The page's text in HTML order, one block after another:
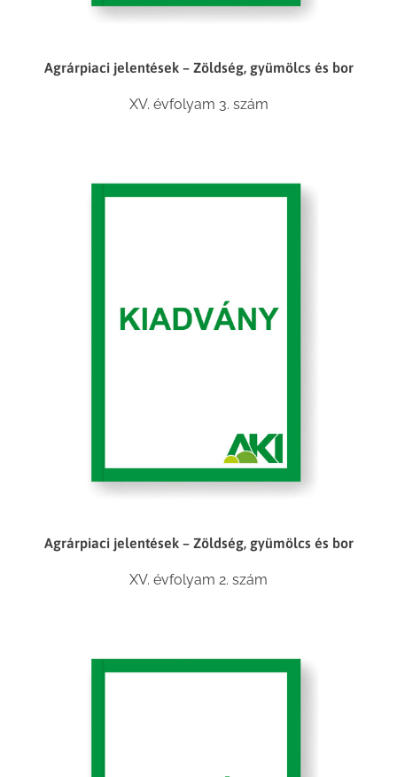
Agrárpiaci jelentések – Zöldség, gyümölcs és bor
XV. évfolyam 3. szám
Agrárpiaci jelentések – Zöldség, gyümölcs és bor
XV. évfolyam 2. szám